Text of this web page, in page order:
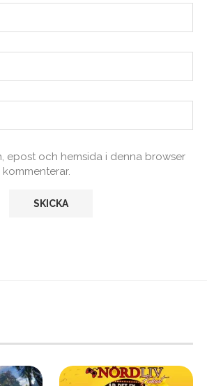
epost och hemsida i denna browser